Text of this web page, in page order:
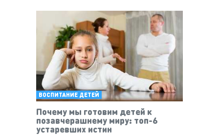
ВОСПИТАНИЕ ДЕТЕЙ
Почему мы готовим детей к
позавчерашнему миру: топ-6
устаревших истин